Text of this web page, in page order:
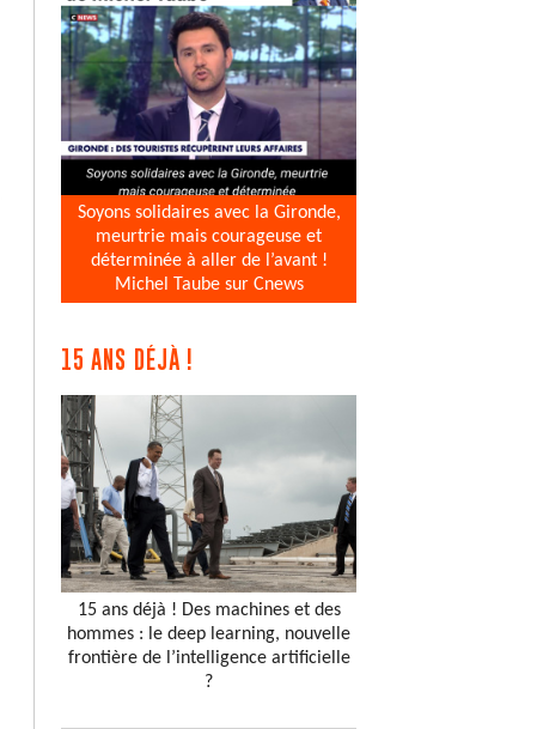
Soyons solidaires avec la Gironde,
meurtrie mais courageuse et
déterminée à aller de l’avant !
Michel Taube sur Cnews
15 ANS DÉJÀ !
15 ans déjà ! Des machines et des
hommes : le deep learning, nouvelle
frontière de l’intelligence artificielle
?